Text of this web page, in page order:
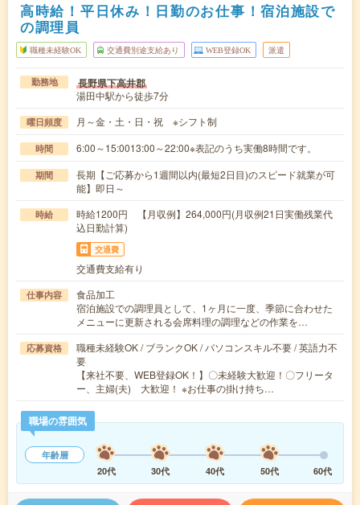
高時給！平日休み！日勤のお仕事！宿泊施設で
の調理員
職種未経験OK 交通費別途支給あり WEB登録OK 派遣
勤務地 長野県下高井郡
湯田中駅から徒歩7分
曜日頻度 月～金・土・日・祝 ※シフト制
時間 6:00～15:0013:00～22:00※表記のうち実働8時間です。
期間
長期【ご応募から1週間以内(最短2日目)のスピード就業が可
能】即日～
時給
時給1200円 【月収例】264,000円(月収例21日実働残業代
込日勤計算)
交通費
交通費支給有り
仕事内容
食品加工
宿泊施設での調理員として、1ヶ月に一度、季節に合わせた
メニューに更新される会席料理の調理などの作業を…
応募資格
職種未経験OK / ブランクOK / パソコンスキル不要 / 英語力不
要
【来社不要、WEB登録OK！】〇未経験大歓迎！〇フリータ
ー、主婦(夫) 大歓迎！ ※お仕事の掛け持ち…
職場の雰囲気
年齢層
20代
30代 40代 50代 60代